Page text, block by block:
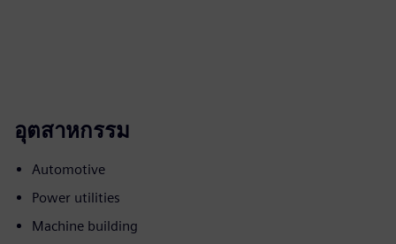
อุตสาหกรรม
Automotive
Power utilities
Machine building